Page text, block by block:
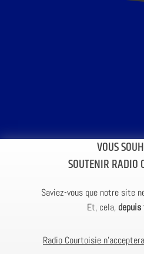
VOUS
SOUTENIR RADIO
Saviez-vous que notre site
Et, cela,
Radio Courtoisie